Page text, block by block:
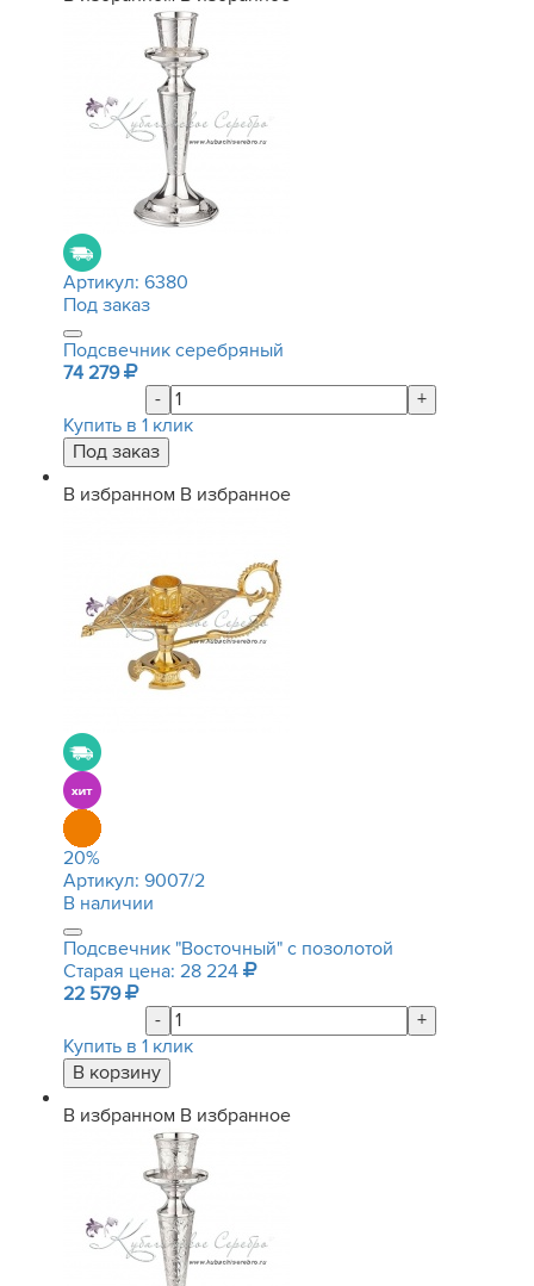
Артикул: 6380
Под заказ
Подсвечник серебряный
74 279
-
+
Купить в 1 клик
В избранном В избранное
20%
Артикул: 9007/2
В наличии
Подсвечник "Восточный" с позолотой
Старая цена: 28 224
22 579
-
+
Купить в 1 клик
В избранном В избранное